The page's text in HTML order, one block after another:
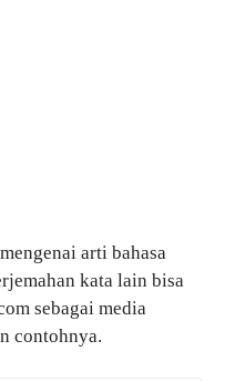
arti bahasa
kata lain bisa
sebagai media
contohnya.